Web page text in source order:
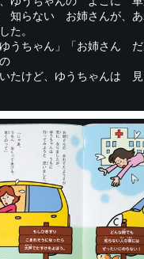
らない お姉さんが、
た。
うちゃん」「お姉さん
たけど、ゆうちゃんは